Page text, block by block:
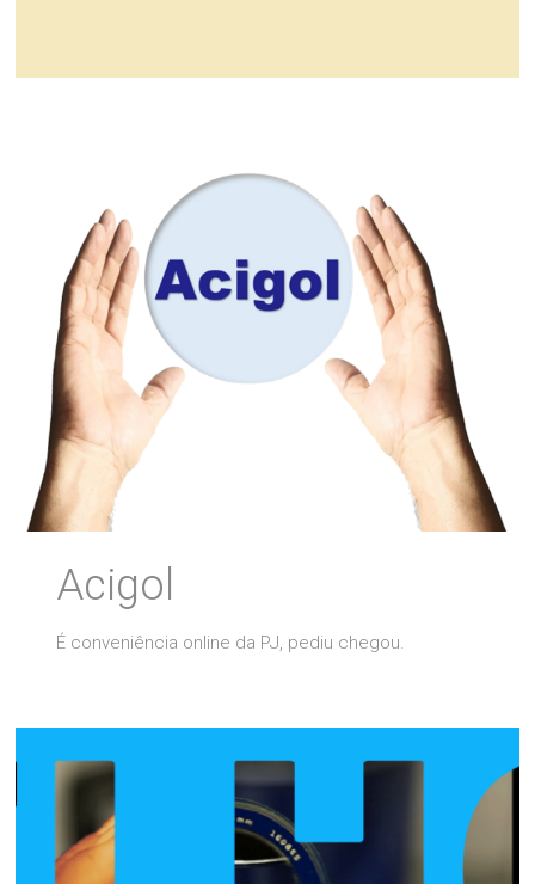
Acigol
É conveniência online da PJ, pediu chegou.